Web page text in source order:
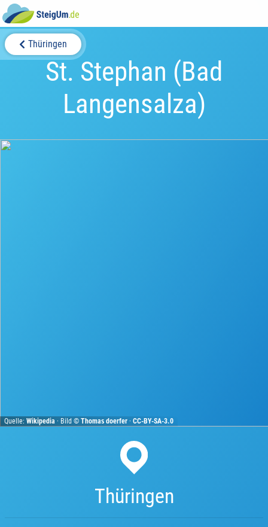
Thüringen
St. Stephan (Bad
Langensalza)
Quelle:Wikipedia · Bild ©Thomas doerfer ·CC-BY-SA-3.0
Thüringen